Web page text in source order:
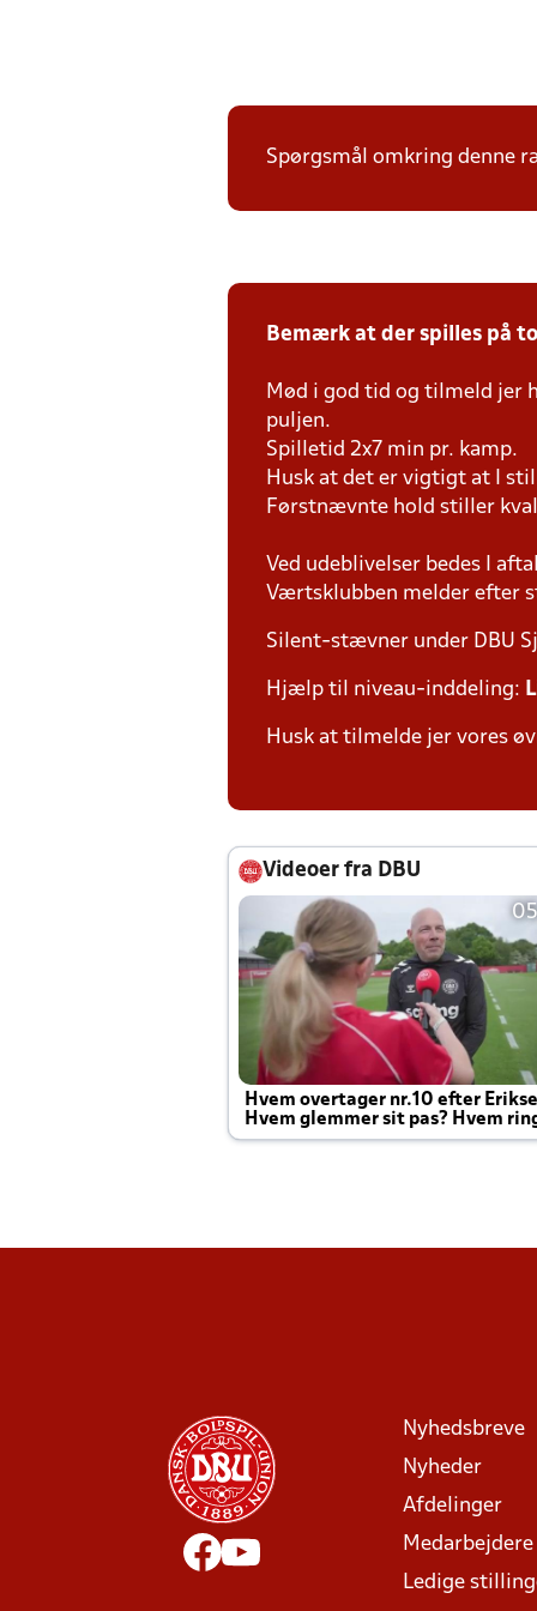
Spørgsmål omkring denne
Bemærk at der spilles på
Mød i god tid og tilmeld jer
puljen.
Spilletid 2x7 min pr. kamp.
Husk at det er vigtigt at I
Førstnævnte hold stiller
Ved udeblivelser bedes I
Værtsklubben melder efter
Silent-stævner under DBU
Hjælp til niveau-inddeling:
Husk at tilmelde jer vores
Videoer fra DBU
Hvem overtager nr.10 efter
Hvem glemmer sit pas? Hvem
Joachim altid til efter kampe?
Nyhedsbreve
Nyheder
Afdelinger
Medarbejdere
Ledige